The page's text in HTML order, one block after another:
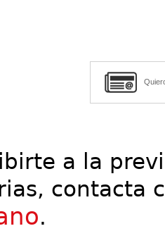
a la
contacta
.